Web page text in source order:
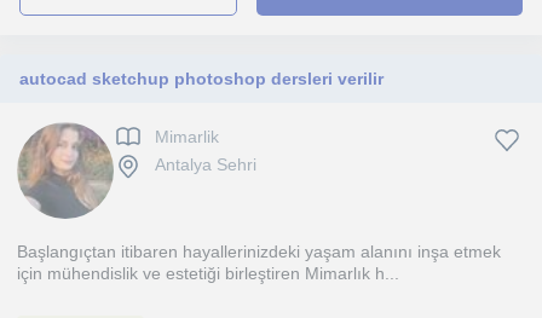
autocad sketchup photoshop dersleri verilir
Mimarlik
Antalya Sehri
Başlangıçtan itibaren hayallerinizdeki yaşam alanını inşa etmek
için mühendislik ve estetiği birleştiren Mimarlık h...